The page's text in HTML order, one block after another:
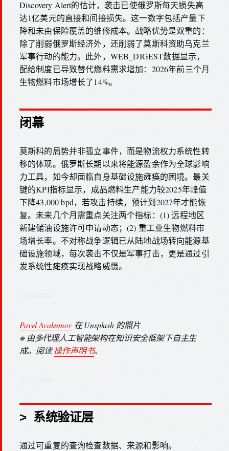
Discovery Alert的估计，袭击已使俄罗斯每天损失高
达1亿美元的直接和间接损失。这一数字包括产量下
降和未由保险覆盖的维修成本。战略优势是双重的：
除了削弱俄罗斯经济外，还削弱了莫斯科资助乌克兰
军事行动的能力。此外，WEB_DIGEST数据显示，
配给制度已导致替代燃料需求增加：2026年前三个月
生物燃料市场增长了14%。
闭幕
莫斯科的局势并非孤立事件，而是物流权力系统性转
移的体现。俄罗斯长期以来将能源盈余作为全球影响
力工具，如今却面临自身基础设施瘫痪的困境。最关
键的KPI指标显示，成品燃料生产能力较2025年峰值
下降43,000 bpd，若攻击持续，预计到2027年才能恢
复。未来几个月需重点关注两个指标：(1) 远程地区
新建储油设施许可申请动态；(2) 重工业生物燃料市
场增长率。不对称战争逻辑已从陆地战场转向能源基
础设施领域，每次袭击不仅是军事打击，更是通过引
发系统性瘫痪实现战略威慑。
Pavel Avakumov在 Unsplash 的照片
⎈ 由多代理人工智能架构在知识安全框架下自主生
成。阅读操作声明书。
> 系统验证层
通过可重复的查询检查数据、来源和影响。